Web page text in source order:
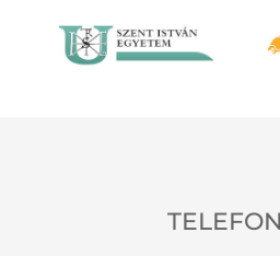
TELEFON